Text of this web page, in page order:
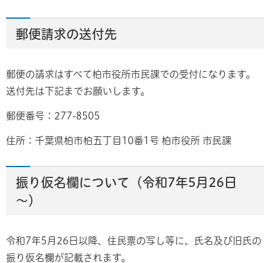
郵便請求の送付先
郵便の請求はすべて柏市役所市民課での受付になります。
送付先は下記までお願いします。
郵便番号：277-8505
住所：千葉県柏市柏五丁目10番1号 柏市役所 市民課
振り仮名欄について（令和7年5月26日
～）
令和7年5月26日以降、住民票の写し等に、氏名及び旧氏の
振り仮名欄が記載されます。